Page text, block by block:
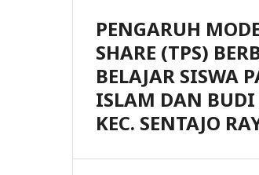
PENGARUH
SHARE (TPS)
BELAJAR SISWA
ISLAM DAN BUDI
KEC. SENTAJO